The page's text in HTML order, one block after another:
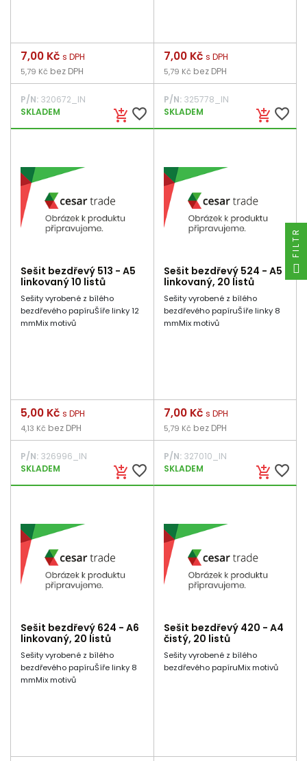
add_shopping_cart favorite_border
Cena
7,00 Kč s DPH
5,79 Kč bez DPH
P/N: 320672_IN
SKLADEM
add_shopping_cart favorite_border
Cena
7,00 Kč s DPH
5,79 Kč bez DPH
P/N:325778_IN
SKLADEM
Sešit bezdřevý 513 - A5
linkovaný 10 listů
Sešity vyrobené z bílého
bezdřevého papíruŠíře linky 12
mmMix motivů
add_shopping_cart favorite_border
Cena
5,00 Kč s DPH
4,13 Kč bez DPH
P/N: 326996_IN
SKLADEM
Sešit bezdřevý 524 - A5
linkovaný, 20 listů
Sešity vyrobené z bílého
bezdřevého papíruŠíře linky 8
mmMix motivů
add_shopping_cart favorite_border
Cena
7,00 Kč s DPH
5,79 Kč bez DPH
P/N:327010_IN
SKLADEM
Sešit bezdřevý 624 - A6
linkovaný, 20 listů
Sešity vyrobené z bílého
bezdřevého papíruŠíře linky 8
mmMix motivů
Sešit bezdřevý 420 - A4
čistý, 20 listů
Sešity vyrobené z bílého
bezdřevého papíruMix motivů
FILTR